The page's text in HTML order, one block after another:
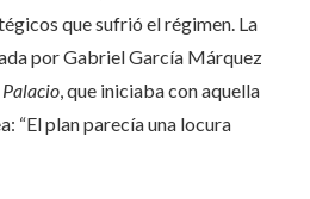
que sufrió el régimen. La
por Gabriel García Márquez
, que iniciaba con aquella
“El plan parecía una locura